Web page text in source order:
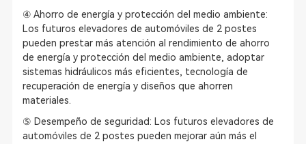
④ Ahorro de energía y protección del medio ambiente:
Los futuros elevadores de automóviles de 2 postes
pueden prestar más atención al rendimiento de ahorro
de energía y protección del medio ambiente, adoptar
sistemas hidráulicos más eficientes, tecnología de
recuperación de energía y diseños que ahorren
materiales.
⑤ Desempeño de seguridad: Los futuros elevadores de
automóviles de 2 postes pueden mejorar aún más el